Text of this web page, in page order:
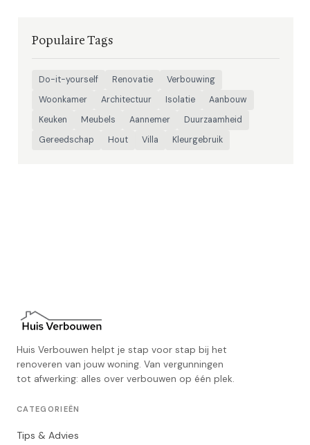
Populaire Tags
Do-it-yourself Renovatie
Verbouwing
Woonkamer
Architectuur Isolatie
Aanbouw
Keuken
Meubels Aannemer
Duurzaamheid
Gereedschap
Hout Villa Kleurgebruik
Huis Verbouwen helpt je stap voor stap bij het
renoveren van jouw woning. Van vergunningen
tot afwerking: alles over verbouwen op één plek.
CATEGORIEËN
Tips & Advies